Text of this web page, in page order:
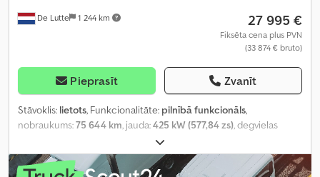
De Lutte 1 244 km 27 995 €
Fiksēta cena plus PVN
(33 874 € bruto)
Pieprasīt Zvanīt
Stāvoklis: lietots, Funkcionalitāte: pilnībā funkcionāls,
nobraukums:75 644 km, jauda:425 kW (577,84 zs), degvielas
, asu konfigurācija:
dīzeļdegviela, krāsa:zils, vadītāja kabīne:gulēšanas kabīne,
emisijas klase:nav , gultas vietu skaits:1, Ražošanas gads:1992,